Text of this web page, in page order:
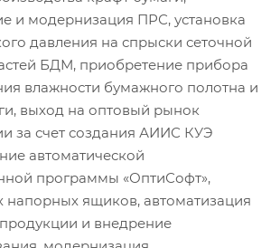
и модернизация ПРС, установка
давления на спрыски сеточной
БДМ, приобретение прибора
влажности бумажного полотна и
выход на оптовый рынок
за счет создания АИИС КУЭ
автоматической
программы «ОптиСофт»,
напорных ящиков, автоматизация
и внедрение